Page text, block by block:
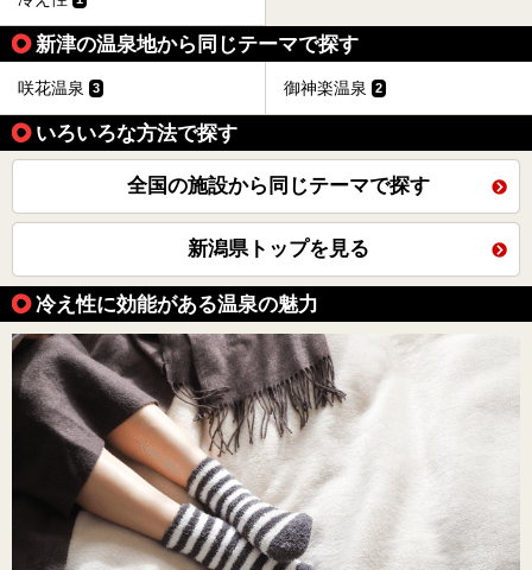
新津の温泉地から同じテーマで探す
咲花温泉 3 御神楽温泉 2
いろいろな方法で探す
全国の施設から同じテーマで探す
新潟県トップを見る
冷え性に効能がある温泉の魅力